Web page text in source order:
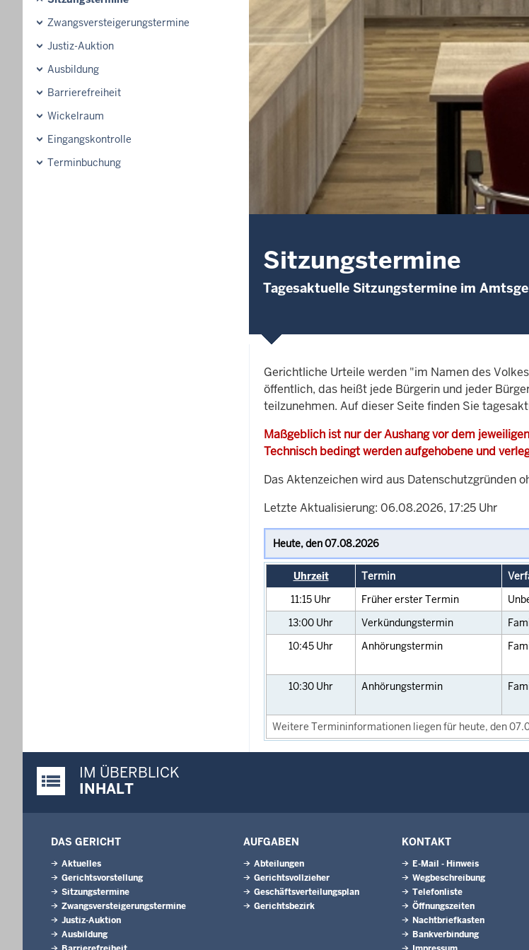
Zwangsversteigerungs­termine
Justiz-Auktion
Ausbildung
Barrierefreiheit
Wickelraum
Eingangskontrolle
Terminbuchung
Sitzungstermine
Tagesaktuelle Sitzungstermine im
Gerichtliche Urteile werden "im Namen des
öffentlich, das heißt jede Bürgerin und jeder
teilzunehmen. Auf dieser Seite finden Sie
Maßgeblich ist nur der Aushang vor dem
Technisch bedingt werden aufgehobene und
Das Aktenzeichen wird aus Datenschutzgründen
Letzte Aktualisierung: 06.08.2026, 17:25 Uhr
Uhrzeit Termin
11:15 Uhr Früher erster Termin
13:00 Uhr Verkündungstermin
10:45 Uhr Anhörungstermin
10:30 Uhr Anhörungstermin
Weitere Termininformationen liegen für heute, den
Justiz-Portal im Überblick:
IM ÜBERBLICK
INHALT
DAS GERICHT
Aktuelles
Gerichtsvorstellung
Sitzungstermine
Zwangsversteigerungs­termine
Justiz-Auktion
Ausbildung
AUFGABEN
Abteilungen
Gerichtsvollzieher
Geschäftsverteilungsplan
Gerichtsbezirk
KONTAKT
E-Mail - Hinweis
Wegbeschreibung
Telefonliste
Öffnungszeiten
Nachtbriefkasten
Bankverbindung